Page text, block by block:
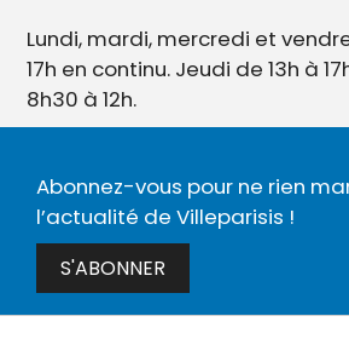
Lundi, mardi, mercredi et
17h en continu. Jeudi de 13h à
8h30 à 12h.
Abonnez-vous pour ne rien
l’actualité de Villeparisis !
S'ABONNER